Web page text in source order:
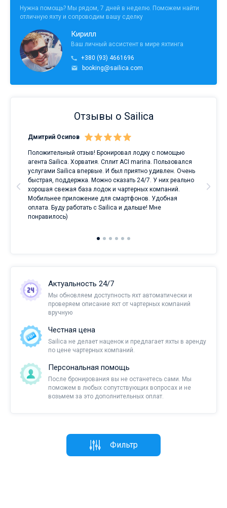
Нужна помощь? Мы рядом, 7 дней в неделю. Поможем найти
отличную яхту и сопроводим вашу сделку
Кирилл
Ваш личный ассистент в мире яхтинга
+380 (93) 4661696
booking@sailica.com
Отзывы о Sailica
Дмитрий Осипов
Положительный отзыв! Бронировал лодку с помощью
агента Sailica. Хорватия. Сплит ACI marina. Пользовался
услугами Sailica впервые. И был приятно удивлен. Очень
быстрая, поддержка. Можно сказать 24/7. У них реально
хорошая свежая база лодок и чартерных компаний.
Мобильнее приложение для смартфонов. Удобная
оплата. Буду работать с Sailica и дальше! Мне
понравилось)
Актуальность 24/7
Мы обновляем доступность яхт автоматически и
проверяем описание яхт от чартерных компаний
вручную
Честная цена
Sailica не делает наценок и предлагает яхты в аренду
по цене чартерных компаний.
Персональная помощь
После бронирования вы не останетесь сами. Мы
поможем в любых сопутствующих вопросах и не
возьмем за это дополнительных оплат.
Фильтр